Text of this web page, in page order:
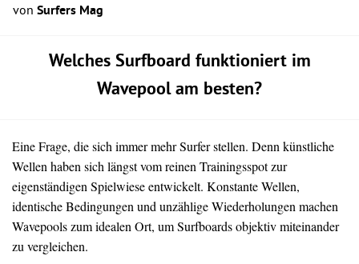
von Surfers Mag
Welches Surfboard funktioniert im
Wavepool am besten?
Eine Frage, die sich immer mehr Surfer stellen. Denn künstliche
Wellen haben sich längst vom reinen Trainingsspot zur
eigenständigen Spielwiese entwickelt. Konstante Wellen,
identische Bedingungen und unzählige Wiederholungen machen
Wavepools zum idealen Ort, um Surfboards objektiv miteinander
zu vergleichen.